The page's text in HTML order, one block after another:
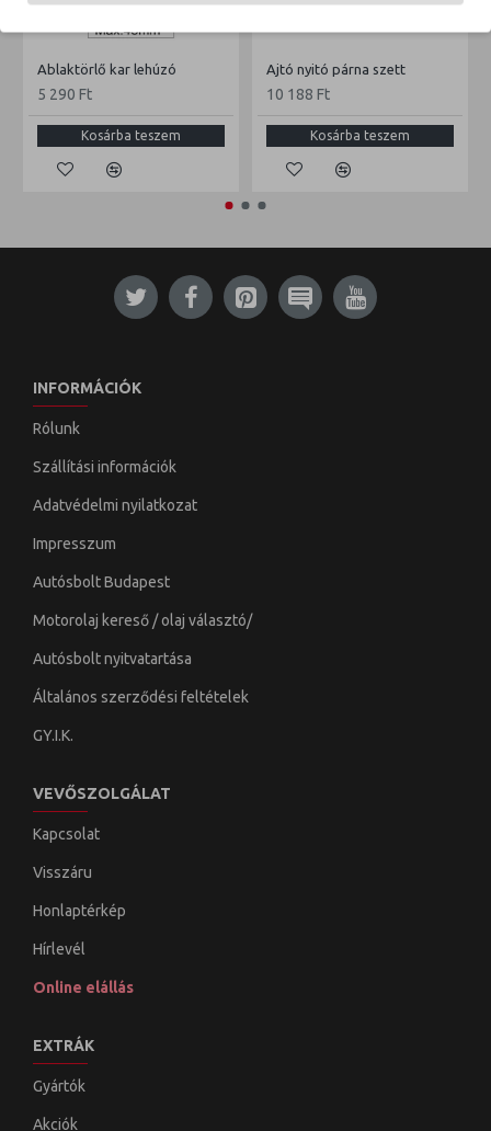
Ablaktörlő kar lehúzó
5 290 Ft
Kosárba teszem
Ajtó nyitó párna szett
10 188 Ft
Kosárba teszem
INFORMÁCIÓK
Rólunk
Szállítási információk
Adatvédelmi nyilatkozat
Impresszum
Autósbolt Budapest
Motorolaj kereső / olaj választó/
Autósbolt nyitvatartása
Általános szerződési feltételek
GY.I.K.
VEVŐSZOLGÁLAT
Kapcsolat
Visszáru
Honlaptérkép
Hírlevél
Online elállás
EXTRÁK
Gyártók
Akciók